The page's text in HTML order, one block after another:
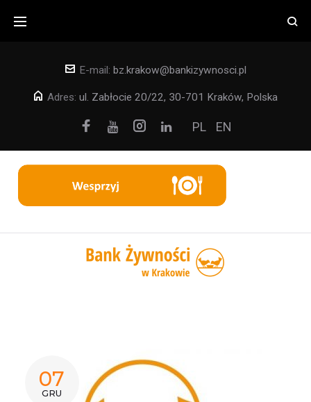
E-mail: bz.krakow@bankizywnosci.pl
Adres: ul. Zabłocie 20/22, 30-701 Kraków, Polska
FacebookInstagram
PL EN
AKTUALNOŚCI
07
GRU